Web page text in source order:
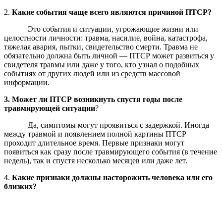
2. Какие события чаще всего являются причиной ПТСР?
Это события и ситуации, угрожающие жизни или
целостности личности: травма, насилие, война, катастрофа,
тяжелая авария, пытки, свидетельство смерти. Травма не
обязательно должна быть личной — ПТСР может развиться у
свидетеля травмы или даже у того, кто узнал о подобных
событиях от других людей или из средств массовой
информации.
3. Может ли ПТСР возникнуть спустя годы после
травмирующей ситуации?
Да, симптомы могут проявиться с задержкой. Иногда
между травмой и появлением полной картины ПТСР
проходит длительное время. Первые признаки могут
появиться как сразу после травмирующего события (в течение
недель), так и спустя несколько месяцев или даже лет.
4. Какие признаки должны насторожить человека или его
близких?